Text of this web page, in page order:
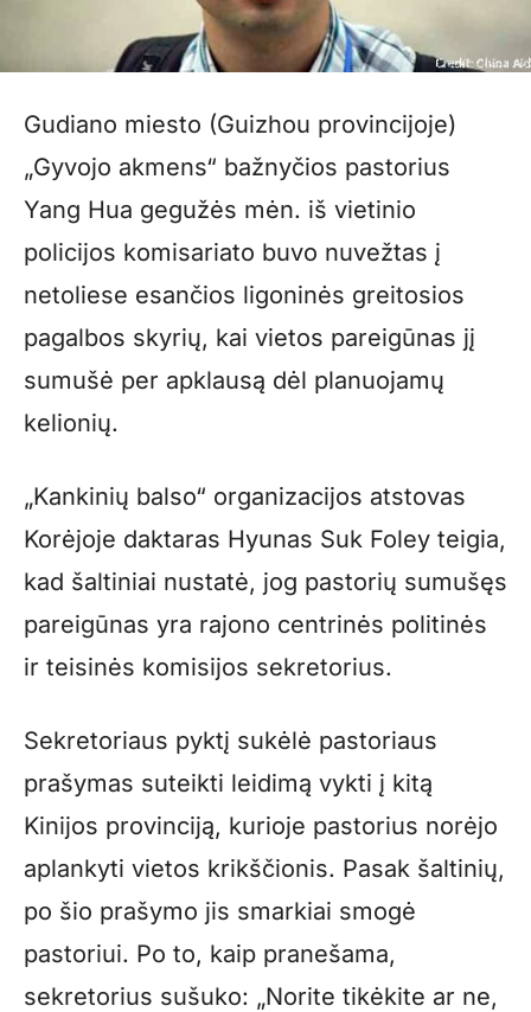
Gudiano miesto (Guizhou provincijoje)
„Gyvojo akmens“ bažnyčios pastorius
Yang Hua gegužės mėn. iš vietinio
policijos komisariato buvo nuvežtas į
netoliese esančios ligoninės greitosios
pagalbos skyrių, kai vietos pareigūnas jį
sumušė per apklausą dėl planuojamų
kelionių.
„Kankinių balso“ organizacijos atstovas
Korėjoje daktaras Hyunas Suk Foley teigia,
kad šaltiniai nustatė, jog pastorių sumušęs
pareigūnas yra rajono centrinės politinės
ir teisinės komisijos sekretorius.
Sekretoriaus pyktį sukėlė pastoriaus
prašymas suteikti leidimą vykti į kitą
Kinijos provinciją, kurioje pastorius norėjo
aplankyti vietos krikščionis. Pasak šaltinių,
po šio prašymo jis smarkiai smogė
pastoriui. Po to, kaip pranešama,
sekretorius sušuko: „Norite tikėkite ar ne,